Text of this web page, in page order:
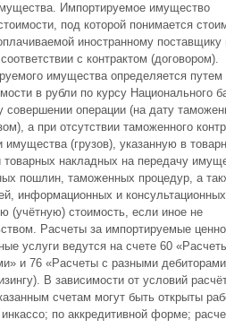
Импортируемое имущество
под которой понимается
иностранному поставщику
с контрактом (договором).
имущества определяется путем
в рубли по курсу Национального
совершении операции (на дату
а при отсутствии таможенного
имущества (грузов), указанную в
накладных на передачу
пошлин, таможенных процедур, а
информационных и
(учётную) стоимость, если иное не
Расчеты за импортируемые
услуги ведутся на счете 60
и 76 «Расчеты с разными
В зависимости от условий
счетам могут быть открыты
по аккредитивной форме;